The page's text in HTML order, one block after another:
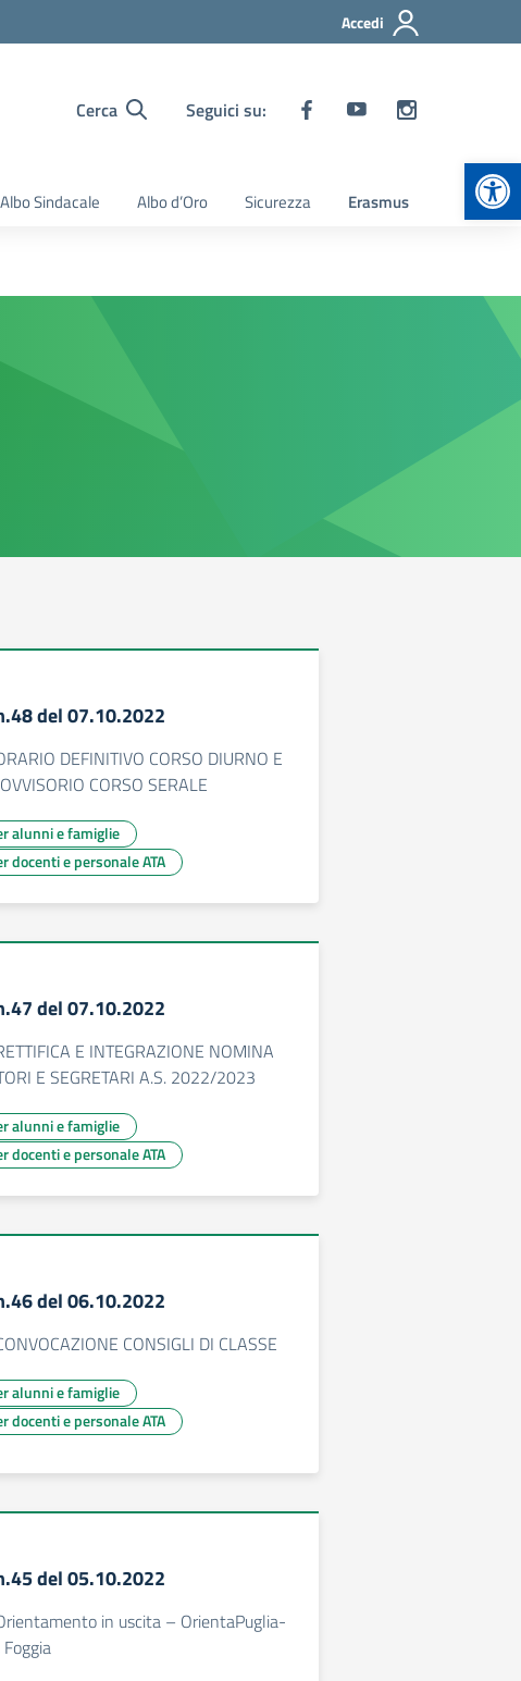
Accedi
Cerca Seguici su:
Albo Sindacale Albo d’Oro Sicurezza Erasmus
del 07.10.2022
DEFINITIVO CORSO DIURNO E
CORSO SERALE
alunni e famiglie
docenti e personale ATA
del 07.10.2022
E INTEGRAZIONE NOMINA
E SEGRETARI A.S. 2022/2023
alunni e famiglie
docenti e personale ATA
del 06.10.2022
CONSIGLI DI CLASSE
alunni e famiglie
docenti e personale ATA
del 05.10.2022
in uscita – OrientaPuglia-